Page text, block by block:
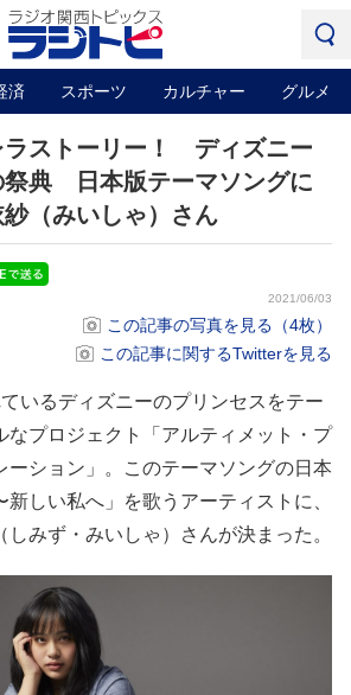
済 スポーツ カルチャー グルメ
ラストーリー！ ディズニー
祭典 日本版テーマソングに
（みいしゃ）さん
2021/06/03
この記事の写真を見る（4枚）
この記事に関するTwitterを見る
いるディズニーのプリンセスをテー
なプロジェクト「アルティメット・プ
ーション」。このテーマソングの日本
しい私へ」を歌うアーティストに、
みず・みいしゃ）さんが決まった。